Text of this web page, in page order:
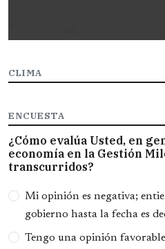
CLIMA
ENCUESTA
¿Cómo evalúa Usted, en
economía en la Gestión
transcurridos?
Opciones
Mi opinión es negativa;
gobierno hasta la fecha es
Tengo una opinión